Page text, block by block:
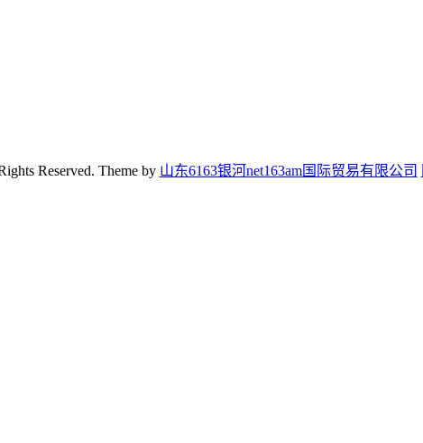
Reserved. Theme by 山东6163银河net163am国际贸易有限公司